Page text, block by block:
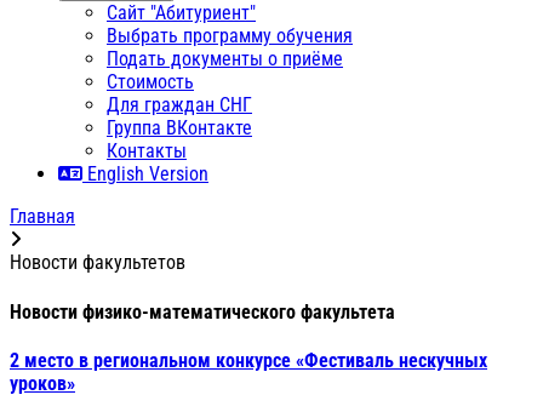
Сайт "Абитуриент"
Выбрать программу обучения
Подать документы о приёме
Стоимость
Для граждан СНГ
Группа ВКонтакте
Контакты
English Version
Главная
Новости факультетов
Новости физико-математического факультета
2 место в региональном конкурсе «Фестиваль нескучных
уроков»